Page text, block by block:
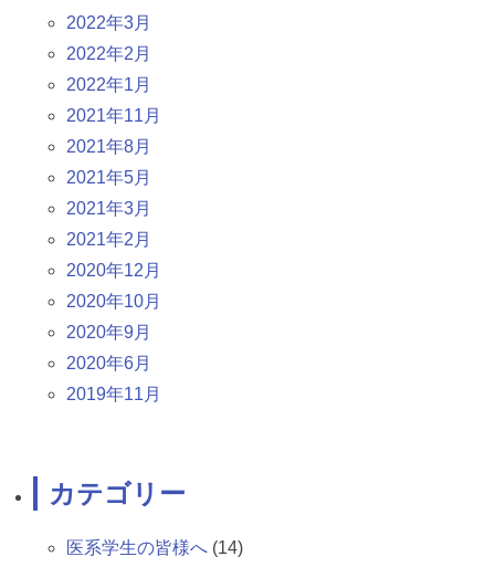
2022年3月
2022年2月
2022年1月
2021年11月
2021年8月
2021年5月
2021年3月
2021年2月
2020年12月
2020年10月
2020年9月
2020年6月
2019年11月
カテゴリー
医系学生の皆様へ (14)